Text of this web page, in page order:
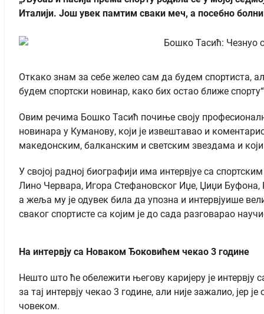
Италији. Још увек памтим сваки меч, а посебно
Откако знам за себе желео сам да будем спортиста,
будем спортски новинар, како бих остао ближе
Овим речима Бошко Тасић почиње своју
новинара у Куманову, који је извештавао и
македонским, балканским и светским звездама и
У својој радној биографији има интервјуе са
Лино Червара, Игора Стефановског Иџе, Џиџи
а жеља му је одувек била да упозна и интервјуише
сваког спортисте са којим је до сада разговарао
На интервју са Новаком Ђоковићем чекао 3 године
Нешто што ће обележити његову каријеру је
за тај интервју чекао 3 године, али није зажалио, јер
човеком.